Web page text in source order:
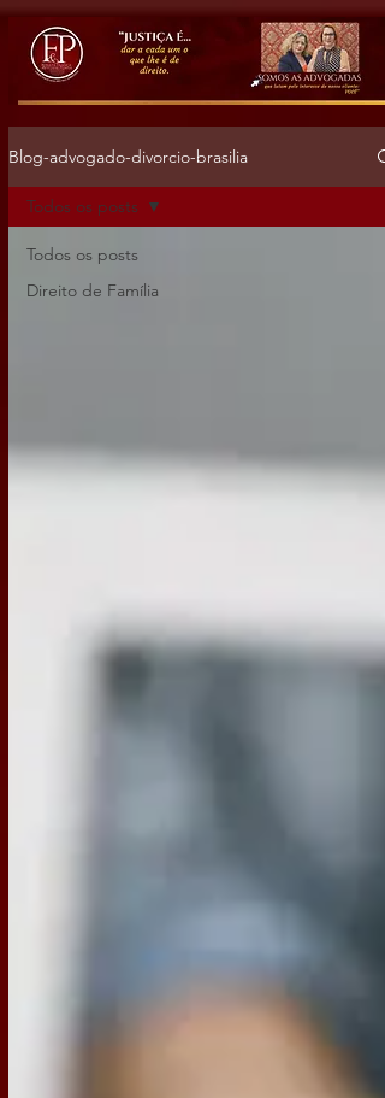
Blog-advogado-divorcio-brasilia
Todos os posts
Direito de Família
Todos os posts